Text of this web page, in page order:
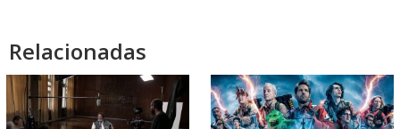
Relacionadas